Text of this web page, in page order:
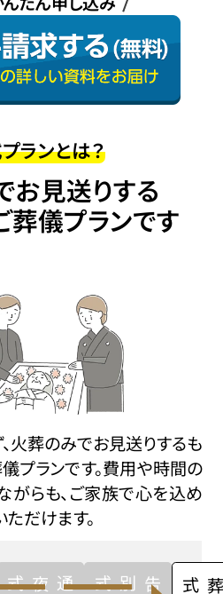
ランとは？
お見送りする
葬儀プランです
火葬のみでお見送りするも
プランです。費用や時間の
がらも、ご家族で心を込め
だけます。
通夜式 告別式 火葬式